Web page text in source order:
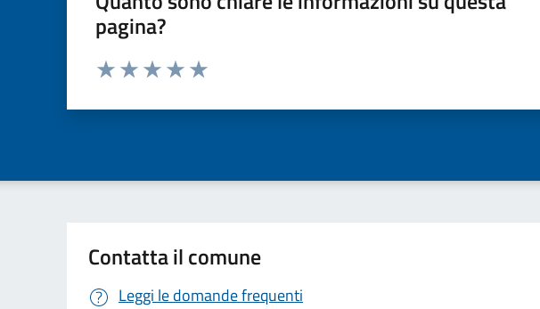
pagina?
Valuta da 1 a 5 stelle la pagina
Contatta il comune
Leggi le domande frequenti